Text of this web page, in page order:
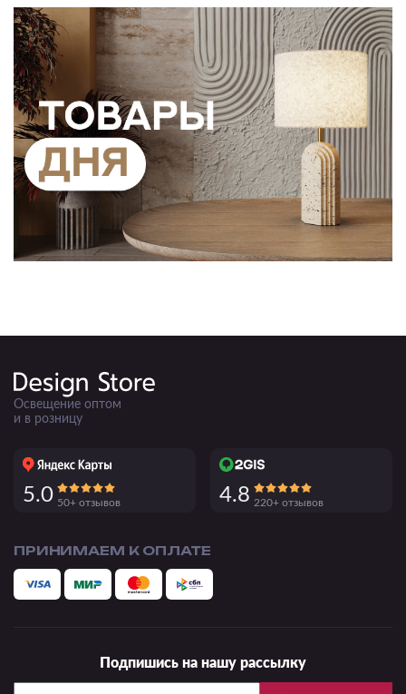
Подпишись на нашу рассылку
Освещение оптом
и в розницу
5.0 50+ отзывов 4.8 220+ отзывов
ПРИНИМАЕМ К ОПЛАТЕ